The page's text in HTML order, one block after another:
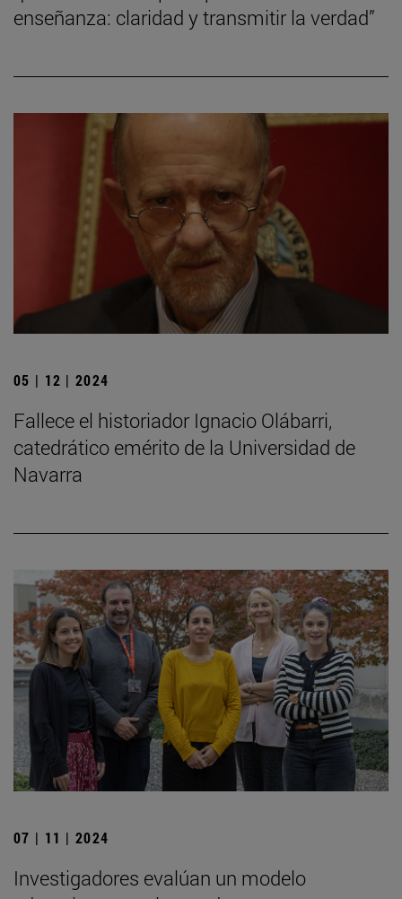
enseñanza: claridad y transmitir la verdad”
05 | 12 | 2024
Fallece el historiador Ignacio Olábarri,
catedrático emérito de la Universidad de
Navarra
07 | 11 | 2024
Investigadores evalúan un modelo